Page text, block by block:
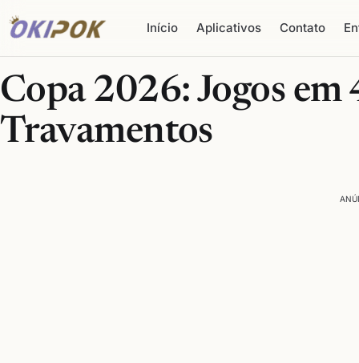
Início Aplicativos Contato
Copa 2026: Jogos em
Travamentos